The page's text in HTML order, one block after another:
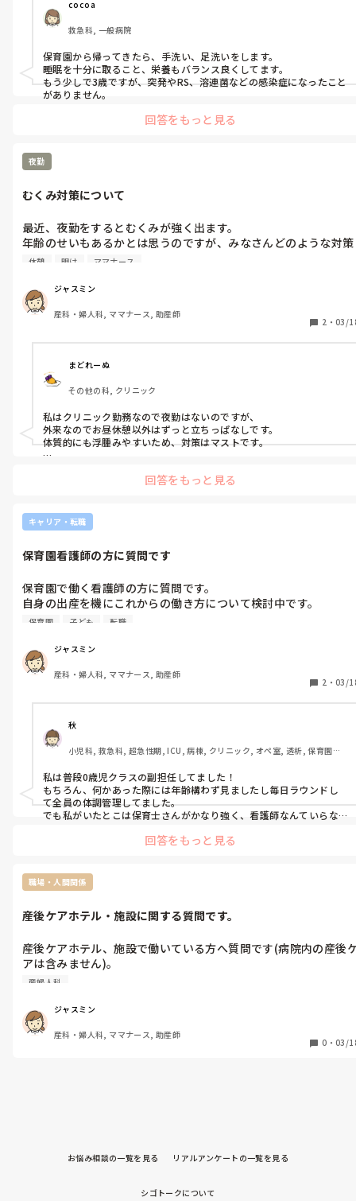
cocoa
救急科, 一般病院
保育園から帰ってきたら、手洗い、足洗いをします。
睡眠を十分に取ること、栄養もバランス良くしてます。
もう少しで3歳ですが、突発やRS、溶連菌などの感染症になったこと
がありません。
回答をもっと見る
夜勤
むくみ対策について
最近、夜勤をするとむくみが強く出ます。
年齢のせいもあるかとは思うのですが、みなさんどのような対策
をされていますか？
・レッグウォーマーで足を温める
・合間にストレッチをする
・休憩中、足を上げる
くらいはしているのですが、他にできることがあればと思い質問
しました。
休憩 明け ママナース
ジャスミン
産科・婦人科, ママナース, 助産師
2 ・ 03/
まどれーぬ
その他の科, クリニック
私はクリニック勤務なので夜勤はないのですが、
外来なのでお昼休憩以外はずっと立ちっぱなしです。
体質的にも浮腫みやすいため、対策はマストです。
それで十分緩和できています。
あとはフォームローラーで足ゴロゴロとかですかね☺️
回答をもっと見る
キャリア・転職
保育園看護師の方に質問です
保育園で働く看護師の方に質問です。
自身の出産を機にこれからの働き方について検討中です。
ことをしているのか教えていただきたいです。
怪我や発熱時の対応は思いつくのですが、他に普段のケアや園内
の感染対策などもされているのか、気になっています。
保育園 子ども 転職
ジャスミン
産科・婦人科, ママナース, 助産師
2 ・ 03/
秋
小児科, 救急科, 超急性期, ICU, 病棟, クリニック, オペ室, 透析, 保育園・
私は普段0歳児クラスの副担任してました！
もちろん、何かあった際には年齢構わず見ましたし毎日ラウンドし
て全員の体調管理してました。
でも私がいたとこは保育士さんがかなり強く、看護師なんていらな
てもらえないなどが続いてブチギレて辞めました！
回答をもっと見る
職場・人間関係
産後ケアホテル・施設に関する質問です。
産後ケアホテル、施設で働いている方へ質問です(病院内の産後
アは含みません)。
助産師の他にどのような職種の方が働いていますか？また、どの
もし可能なら、働いている都道府県も教えてくださると嬉しいで
す。
首都圏2ヶ所の産後ケアホテルで働いた経験があるのですが、勤
産婦人科
ジャスミン
産科・婦人科, ママナース, 助産師
0 ・ 03/
お悩み相談の一覧を見る リアルアンケートの一覧を見る
シゴトークについて